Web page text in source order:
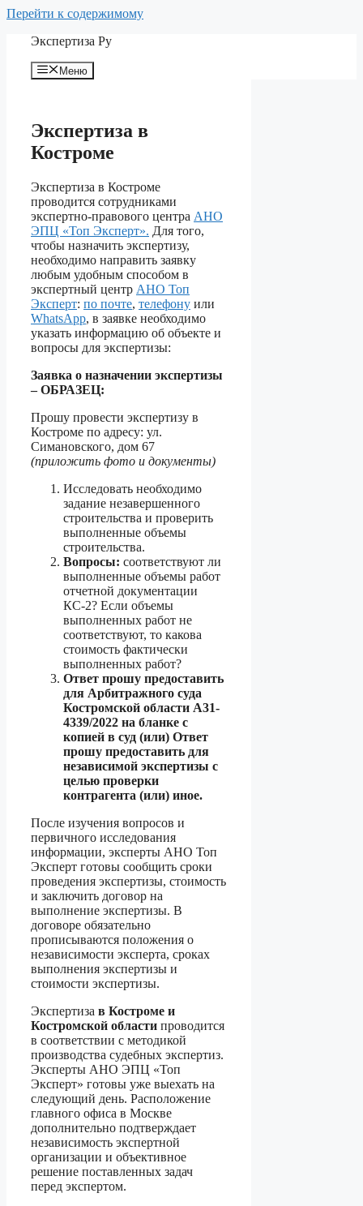
Перейти к содержимому
Экспертиза Ру
Меню
Экспертиза в
Костроме
Экспертиза в Костроме
проводится сотрудниками
экспертно-правового центра АНО
ЭПЦ «Топ Эксперт». Для того,
чтобы назначить экспертизу,
необходимо направить заявку
любым удобным способом в
экспертный центр АНО Топ
Эксперт: по почте, телефону или
WhatsApp, в заявке необходимо
указать информацию об объекте и
вопросы для экспертизы:
Заявка о назначении экспертизы
– ОБРАЗЕЦ:
Прошу провести экспертизу в
Костроме по адресу: ул.
Симановского, дом 67
(приложить фото и документы)
Исследовать необходимо
задание незавершенного
строительства и проверить
выполненные объемы
строительства.
Вопросы: соответствуют ли
выполненные объемы работ
отчетной документации
КС-2? Если объемы
выполненных работ не
соответствуют, то какова
стоимость фактически
выполненных работ?
Ответ прошу предоставить
для Арбитражного суда
Костромской области А31-
4339/2022 на бланке с
копией в суд (или) Ответ
прошу предоставить для
независимой экспертизы с
целью проверки
контрагента (или) иное.
После изучения вопросов и
первичного исследования
информации, эксперты АНО Топ
Эксперт готовы сообщить сроки
проведения экспертизы, стоимость
и заключить договор на
выполнение экспертизы. В
договоре обязательно
прописываются положения о
независимости эксперта, сроках
выполнения экспертизы и
стоимости экспертизы.
Экспертиза в Костроме и
Костромской области проводится
в соответствии с методикой
производства судебных экспертиз.
Эксперты АНО ЭПЦ «Топ
Эксперт» готовы уже выехать на
следующий день. Расположение
главного офиса в Москве
дополнительно подтверждает
независимость экспертной
организации и объективное
решение поставленных задач
перед экспертом.